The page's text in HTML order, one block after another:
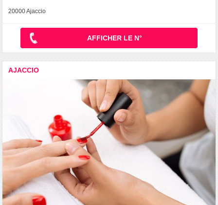
20000 Ajaccio
AFFICHER LE N°
AJACCIO